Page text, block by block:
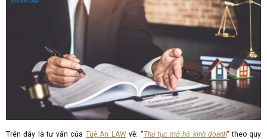
Trên đây là tư vấn của Tuệ An LAWvề: “Thủ tục mở hộ kinh doanh“theo quy